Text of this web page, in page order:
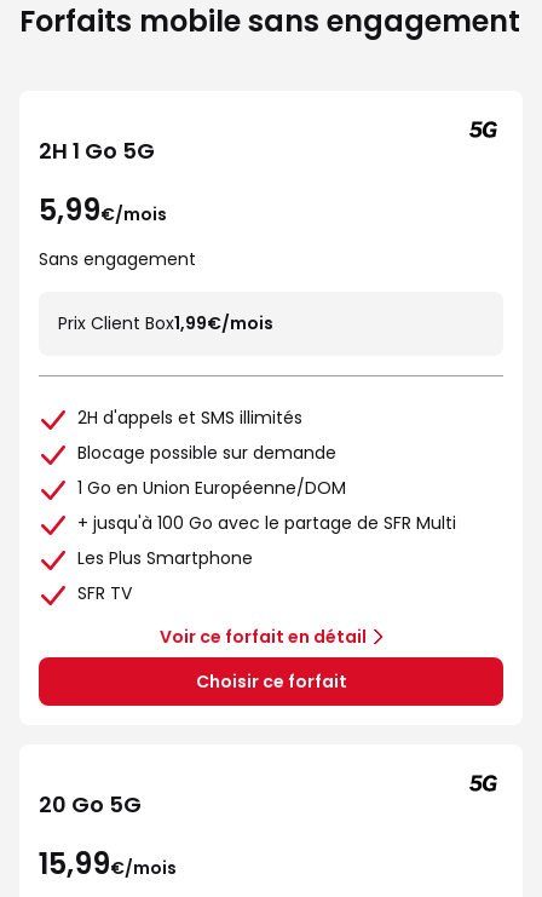
Forfaits mobile sans engagement
2H 1 Go 5G
5,99€/mois
Sans engagement
Prix Client Box1,99€/mois
2H d'appels et SMS illimités
Blocage possible sur demande
1 Go en Union Européenne/DOM
+ jusqu'à 100 Go avec le partage de SFR Multi
Les Plus Smartphone
SFR TV
Voir ce forfait en détail
Choisir ce forfait
20 Go 5G
15,99€/mois